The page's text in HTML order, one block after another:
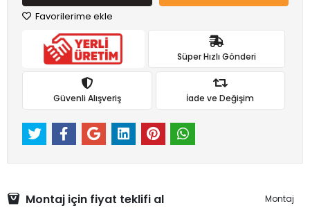
Favorilerime ekle
Süper Hızlı Gönderi
Güvenli Alışveriş İade ve Değişim
Montaj için fiyat teklifi al Montaj